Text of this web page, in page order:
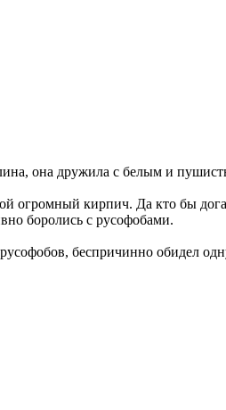
она дружила с белым и
огромный кирпич. Да кто бы
боролись с русофобами.
беспричинно обидел